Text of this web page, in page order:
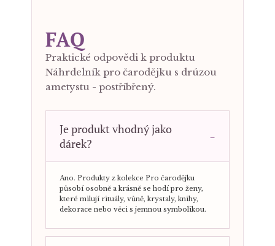
FAQ
Praktické odpovědi k produktu
Náhrdelník pro čarodějku s drúzou
ametystu - postříbřený.
Je produkt vhodný jako
dárek?
Ano. Produkty z kolekce Pro čarodějku
působí osobně a krásně se hodí pro ženy,
které milují rituály, vůně, krystaly, knihy,
dekorace nebo věci s jemnou symbolikou.